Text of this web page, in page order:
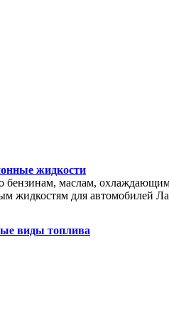
жидкости
бензинам, маслам,
жидкостям для автомобилей
виды топлива